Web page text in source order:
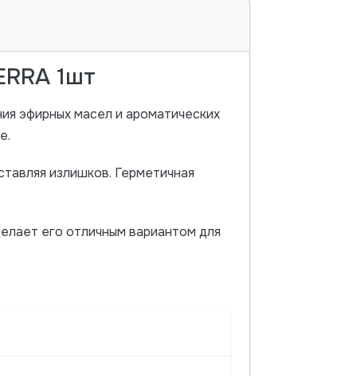
1шт
эфирных масел и ароматических
излишков. Герметичная
его отличным вариантом для